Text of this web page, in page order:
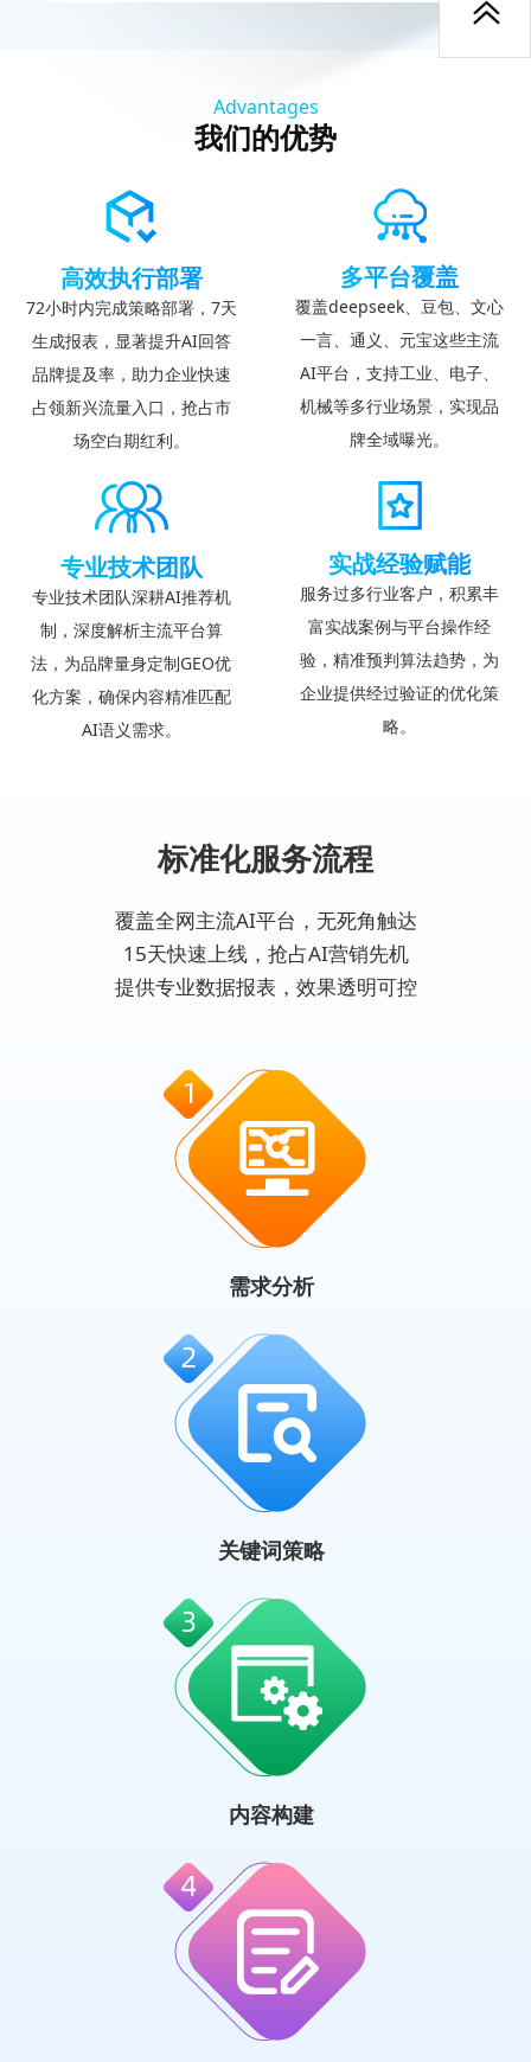
Advantages
我们的优势
高效执行部署
72小时内完成策略部署，7天
生成报表，显著提升AI回答
品牌提及率，助力企业快速
占领新兴流量入口，抢占市
场空白期红利。
多平台覆盖
覆盖deepseek、豆包、文心
一言、通义、元宝这些主流
AI平台，支持工业、电子、
机械等多行业场景，实现品
牌全域曝光。
专业技术团队
专业技术团队深耕AI推荐机
制，深度解析主流平台算
法，为品牌量身定制GEO优
化方案，确保内容精准匹配
AI语义需求。
实战经验赋能
服务过多行业客户，积累丰
富实战案例与平台操作经
验，精准预判算法趋势，为
企业提供经过验证的优化策
略。
标准化服务流程
覆盖全网主流AI平台，无死角触达
15天快速上线，抢占AI营销先机
提供专业数据报表，效果透明可控
需求分析
关键词策略
内容构建